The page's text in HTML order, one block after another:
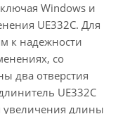
Windows и
UE332C. Для
к надежности
со
два отверстия
UE332C
увеличения длины